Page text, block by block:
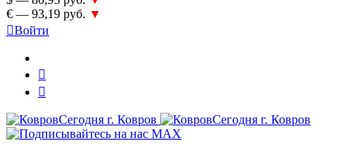
€ — 93,19 руб. ▼
Войти